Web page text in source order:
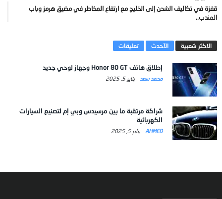
قفزة في تكاليف الشحن إلى الخليج مع ارتفاع المخاطر في مضيق هرمز وباب
المندب..
الاكثر شعبية الآحدث تعليقات
إطلاق هاتف Honor 80 GT وجهاز لوحي جديد
محمد سعد يناير 5, 2025
شراكة مرتقبة ما بين مرسيدس وبي إم لتصنيع السيارات
الكهربائية
AHMED يناير 5, 2025